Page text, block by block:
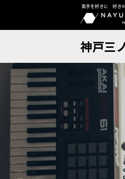
苦手を好きに 好き
神戸三